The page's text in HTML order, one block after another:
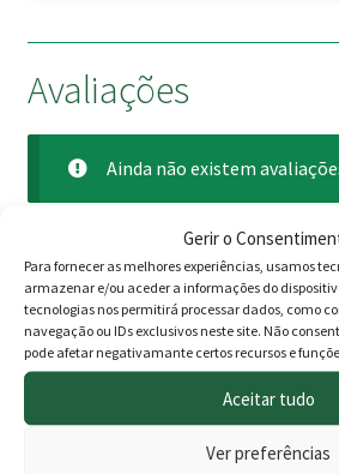
Gerir o
Para fornecer as melhores experiências, usamos
armazenar e/ou aceder a informações do
tecnologias nos permitirá processar dados, como
navegação ou IDs exclusivos neste site. Não
pode afetar negativamante certos recursos e
Aceitar tudo
Ver preferências
Avaliações
Ainda não existem
Apenas clientes com sessão iniciada